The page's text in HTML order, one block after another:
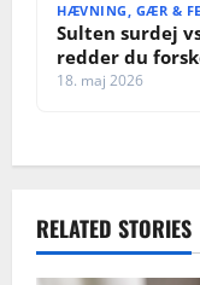
HÆVNING, GÆR &
Sulten surdej
redder du
18. maj 2026
RELATED STORIES